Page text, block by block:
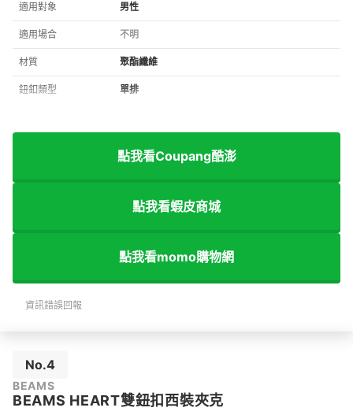
適用對象 男性
適用場合 不明
材質 聚酯纖維
鈕釦類型 單排
點我看Coupang酷澎
點我看蝦皮商城
點我看momo購物網
資訊錯誤回報
No.4
BEAMS
BEAMS HEART雙鈕扣西裝夾克